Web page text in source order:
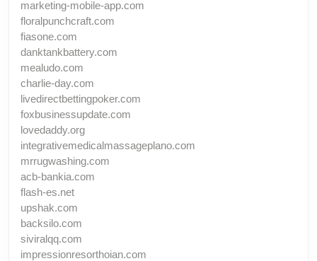
marketing-mobile-app.com
floralpunchcraft.com
fiasone.com
danktankbattery.com
mealudo.com
charlie-day.com
livedirectbettingpoker.com
foxbusinessupdate.com
lovedaddy.org
integrativemedicalmassageplano.com
mrrugwashing.com
acb-bankia.com
flash-es.net
upshak.com
backsilo.com
siviralqq.com
impressionresorthoian.com